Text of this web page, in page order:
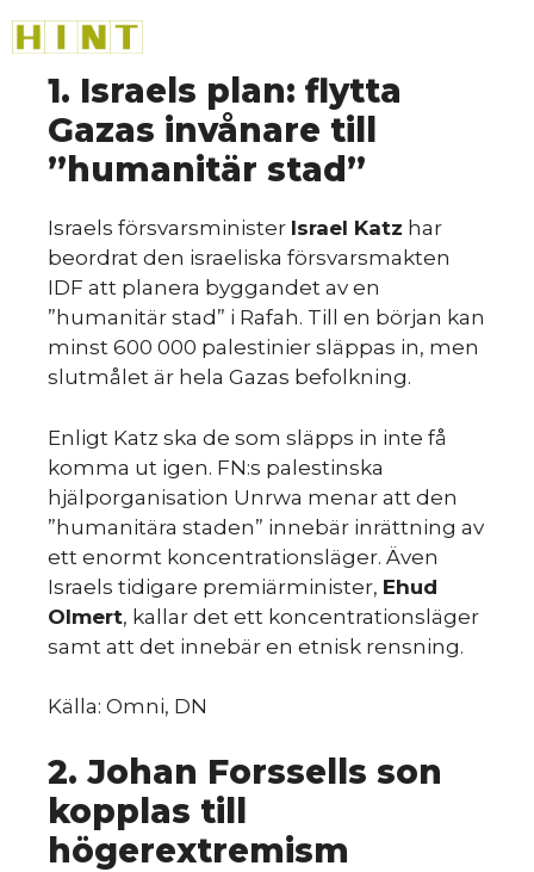
till
innehåll1. Israels plan: flytta
Gazas invånare till
”humanitär stad”
Israels försvarsminister Israel Katz har
beordrat den israeliska försvarsmakten
IDF att planera byggandet av en
”humanitär stad” i Rafah. Till en början kan
minst 600 000 palestinier släppas in, men
slutmålet är hela Gazas befolkning.
Enligt Katz ska de som släpps in inte få
komma ut igen. FN:s palestinska
hjälporganisation Unrwa menar att den
”humanitära staden” innebär inrättning av
ett enormt koncentrationsläger. Även
Israels tidigare premiärminister, Ehud
Olmert, kallar det ett koncentrationsläger
samt att det innebär en etnisk rensning.
Källa: Omni, DN
2. Johan Forssells son
kopplas till
högerextremism